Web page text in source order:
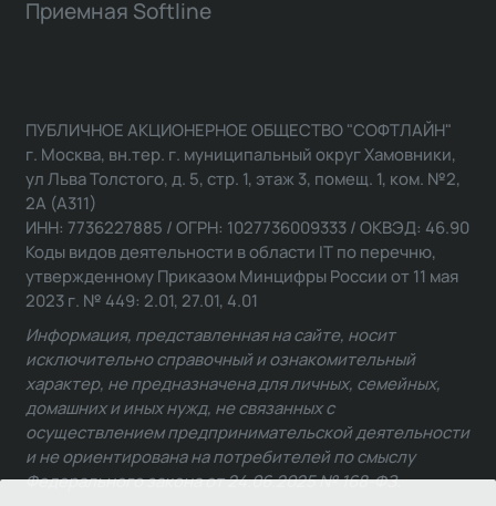
Приемная Softline
ПУБЛИЧНОЕ АКЦИОНЕРНОЕ ОБЩЕСТВО "СОФТЛАЙН"
г. Москва, вн.тер. г. муниципальный округ Хамовники,
ул Льва Толстого, д. 5, стр. 1, этаж 3, помещ. 1, ком. №2,
2А (А311)
ИНН: 7736227885 / ОГРН: 1027736009333 / ОКВЭД: 46.90
Коды видов деятельности в области IT по перечню,
утвержденному Приказом Минцифры России от 11 мая
2023 г. № 449: 2.01, 27.01, 4.01
Информация, представленная на сайте, носит
исключительно справочный и ознакомительный
характер, не предназначена для личных, семейных,
домашних и иных нужд, не связанных с
осуществлением предпринимательской деятельности
и не ориентирована на потребителей по смыслу
Федерального закона от 24.06.2025 № 168-ФЗ.